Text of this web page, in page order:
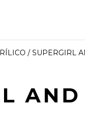
/ SUPERGIRL